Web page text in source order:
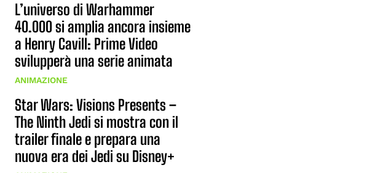
L’universo di Warhammer
40.000 si amplia ancora insieme
a Henry Cavill: Prime Video
svilupperà una serie animata
ANIMAZIONE
Star Wars: Visions Presents –
The Ninth Jedi si mostra con il
trailer finale e prepara una
nuova era dei Jedi su Disney+